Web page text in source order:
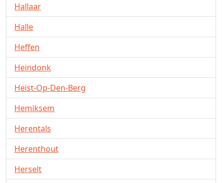
Hallaar
Halle
Heffen
Heindonk
Heist-Op-Den-Berg
Hemiksem
Herentals
Herenthout
Herselt